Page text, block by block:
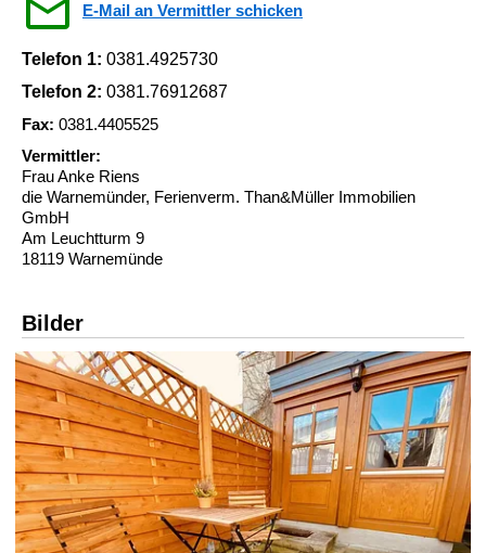
E-Mail an Vermittler schicken
Telefon 1: 0381.4925730
Telefon 2: 0381.76912687
Fax: 0381.4405525
Vermittler:
Frau Anke Riens
die Warnemünder, Ferienverm. Than&Müller Immobilien
GmbH
Am Leuchtturm 9
18119 Warnemünde
Bilder